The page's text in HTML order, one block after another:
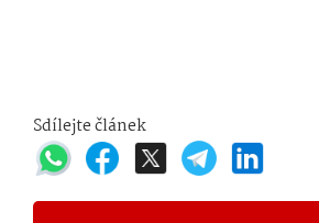
Sdílejte článek